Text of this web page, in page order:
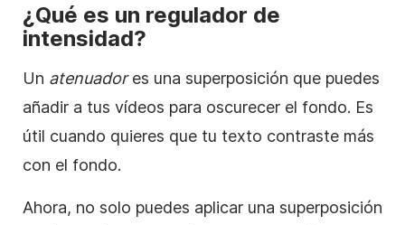
¿Qué es un regulador de
intensidad?
Un atenuadores una superposición que puedes
añadir a tus vídeos para oscurecer el fondo. Es
útil cuando quieres que tu texto contraste más
con el fondo.
Ahora, no solo puedes aplicar una superposición